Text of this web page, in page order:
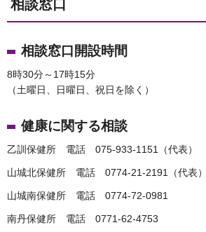
相談窓口
相談窓口開設時間
8時30分～17時15分
（土曜日、日曜日、祝日を除く）
健康に関する相談
乙訓保健所 電話 075-933-1151（代表）
山城北保健所 電話 0774-21-2191（代表）
山城南保健所 電話 0774-72-0981
南丹保健所 電話 0771-62-4753